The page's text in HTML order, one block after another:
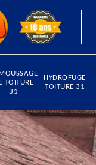
TOITURE
31
HYDROFUGE
TOITURE 31